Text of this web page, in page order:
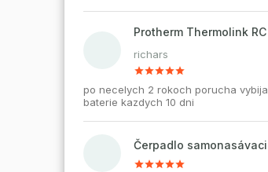
Protherm Thermolink RC
richars
po necelych 2 rokoch porucha vybija
baterie kazdych 10 dni